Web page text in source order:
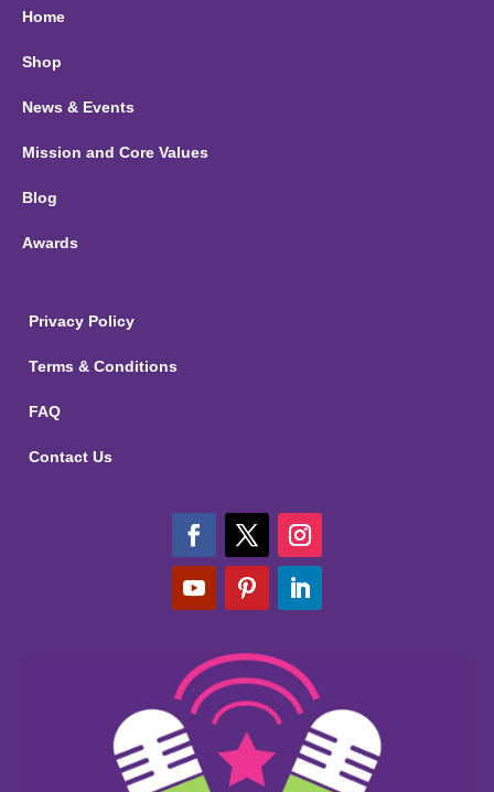
Home
Shop
News & Events
Mission and Core Values
Blog
Awards
Privacy Policy
Terms & Conditions
FAQ
Contact Us